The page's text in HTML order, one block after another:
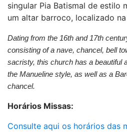
singular Pia Batismal de estilo
um altar barroco, localizado
Dating from the 16th and 17th
consisting of a nave, chancel, bell
sacristy, this church has a beautiful
the Manueline style, as well as a
chancel.
Horários Missas:
Consulte aqui os horários das